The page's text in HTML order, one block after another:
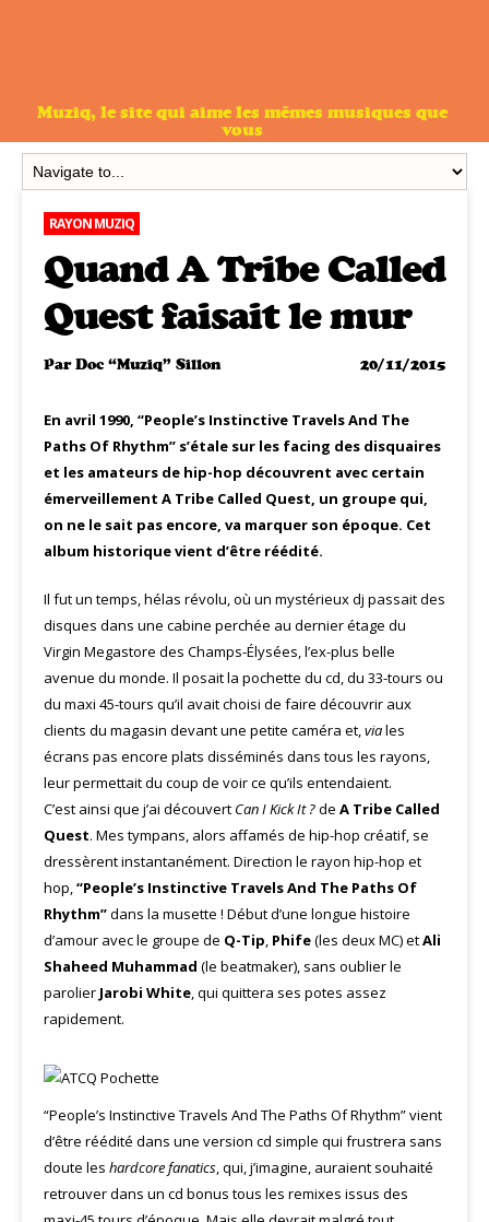
Muziq, le site qui aime les mêmes musiques que
vous
RAYON MUZIQ
Quand A Tribe Called
Quest faisait le mur
ParDoc “Muziq” Sillon 20/11/2015
En avril 1990, “People’s Instinctive Travels And The
Paths Of Rhythm” s’étale sur les facing des disquaires
et les amateurs de hip-hop découvrent avec certain
émerveillement A Tribe Called Quest, un groupe qui,
on ne le sait pas encore, va marquer son époque. Cet
album historique vient d’être réédité.
Il fut un temps, hélas révolu, où un mystérieux dj passait des
disques dans une cabine perchée au dernier étage du
Virgin Megastore des Champs-Élysées, l’ex-plus belle
avenue du monde. Il posait la pochette du cd, du 33-tours ou
du maxi 45-tours qu’il avait choisi de faire découvrir aux
clients du magasin devant une petite caméra et,viales
écrans pas encore plats disséminés dans tous les rayons,
leur permettait du coup de voir ce qu’ils entendaient.
C’est ainsi que j’ai découvert Can I Kick It ?de A Tribe Called
Quest. Mes tympans, alors affamés de hip-hop créatif, se
dressèrent instantanément. Direction le rayon hip-hop et
hop,“People’s Instinctive Travels And The Paths Of
Rhythm”dans la musette ! Début d’une longue histoire
d’amour avec le groupe de Q-Tip, Phife(les deux MC) etAli
Shaheed Muhammad (le beatmaker), sans oublier le
parolier Jarobi White, qui quittera ses potes assez
rapidement.
“People’s Instinctive Travels And The Paths Of Rhythm” vient
d’être réédité dans une version cd simple qui frustrera sans
doute les hardcore fanatics, qui, j’imagine, auraient souhaité
retrouver dans un cd bonus tous les remixes issus des